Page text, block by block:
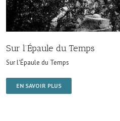
Sur l’Épaule du Temps
Sur l'Épaule du Temps
EN SAVOIR PLUS